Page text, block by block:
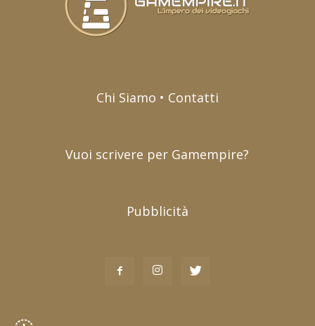
Chi Siamo • Contatti
Vuoi scrivere per Gamempire?
Pubblicità